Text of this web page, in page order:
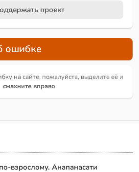
проект
ошибке
на сайте, пожалуйста, выделите её и
смахните вправо
взрослому. Анапанасати